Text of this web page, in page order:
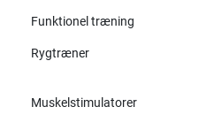
Funktionel træning
Rygtræner
Muskelstimulatorer